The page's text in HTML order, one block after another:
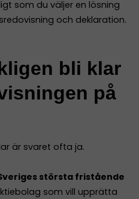
som du väljer en lösning
och deklaration.
bli klar
på
är svaret ofta ja.
största fristående
som vill upprätta